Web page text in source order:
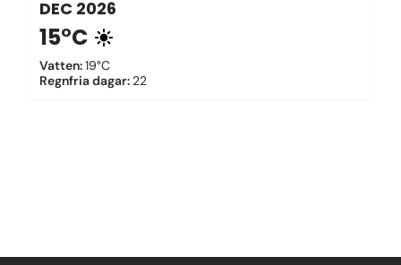
DEC 2026
15°C
Vatten:19°C
Regnfria dagar: 22